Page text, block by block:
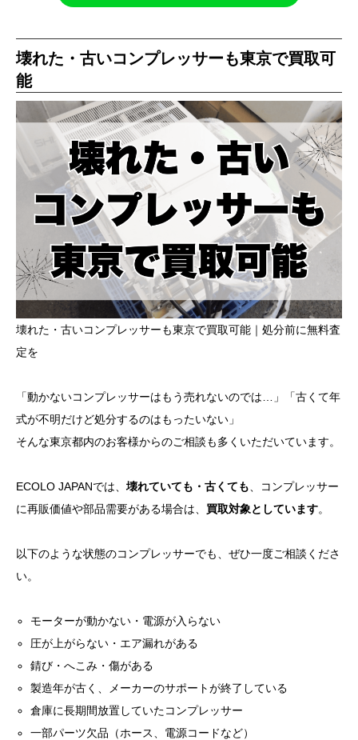
壊れた・古いコンプレッサーも東京で買取可
能
壊れた・古いコンプレッサーも東京で買取可能｜処分前に無料査
定を
「動かないコンプレッサーはもう売れないのでは…」「古くて年
式が不明だけど処分するのはもったいない」
そんな東京都内のお客様からのご相談も多くいただいています。
ECOLO JAPANでは、 壊れていても・古くても 、コンプレッサー
に再販価値や部品需要がある場合は、 買取対象としています。
以下のような状態のコンプレッサーでも、ぜひ一度ご相談くださ
い。
モーターが動かない・電源が入らない
圧が上がらない・エア漏れがある
錆び・へこみ・傷がある
製造年が古く、メーカーのサポートが終了している
倉庫に長期間放置していたコンプレッサー
一部パーツ欠品（ホース、電源コードなど）